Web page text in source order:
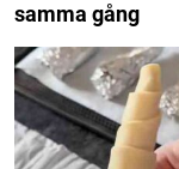
samma gång